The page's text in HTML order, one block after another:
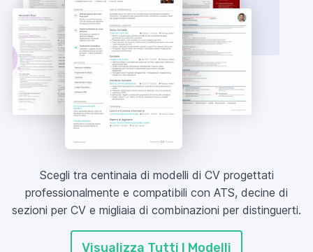
Scegli tra centinaia di modelli di CV progettati
professionalmente e compatibili con ATS, decine di
sezioni per CV e migliaia di combinazioni per distinguerti.
Visualizza Tutti I Modelli